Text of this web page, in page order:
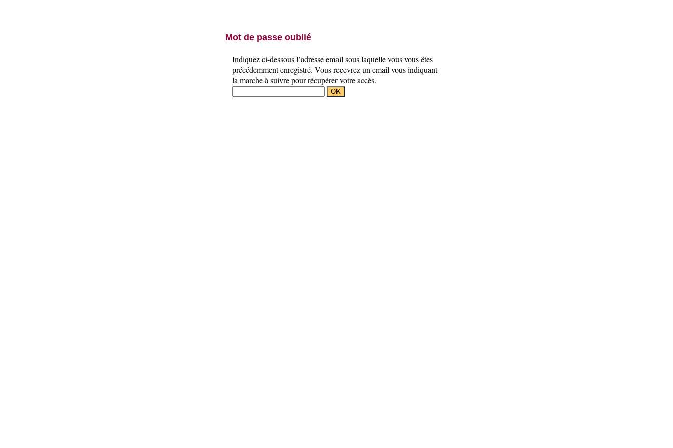
Mot de passe oublié
Indiquez ci-dessous l’adresse email sous laquelle vous vous êtes
précédemment enregistré. Vous recevrez un email vous indiquant
la marche à suivre pour récupérer votre accès.